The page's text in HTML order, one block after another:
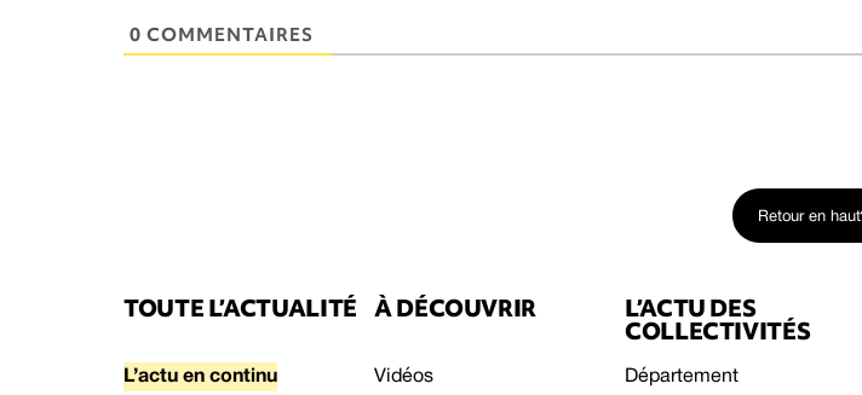
0 COMMENTAIRES
Retour en haut
TOUTE L’ACTUALITÉ
L’actu en continu
À DÉCOUVRIR
Vidéos
L’ACTU DES
COLLECTIVITÉS
Département